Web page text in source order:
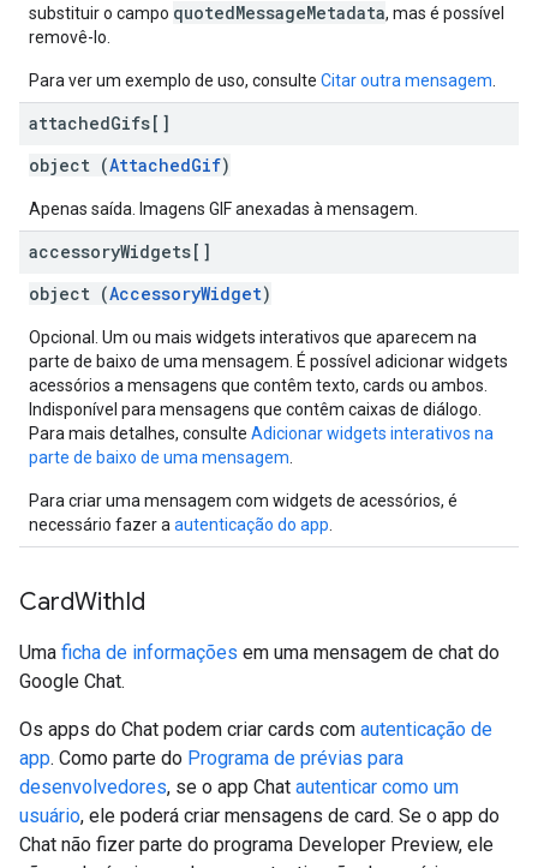
substituir o campo quotedMessageMetadata, mas é possível
removê-lo.
Para ver um exemplo de uso, consulte Citar outra mensagem
attachedGifs[]
object (AttachedGif)
Apenas saída. Imagens GIF anexadas à mensagem.
accessoryWidgets[]
object (AccessoryWidget)
Opcional. Um ou mais widgets interativos que aparecem na
parte de baixo de uma mensagem. É possível adicionar widgets
acessórios a mensagens que contêm texto, cards ou ambos.
Indisponível para mensagens que contêm caixas de diálogo.
Para mais detalhes, consulte Adicionar widgets interativos na
parte de baixo de uma mensagem
Para criar uma mensagem com widgets de acessórios, é
necessário fazer a autenticação do app
CardWithId
Uma ficha de informações em uma mensagem de chat do
Google Chat.
Os apps do Chat podem criar cards com autenticação de
app. Como parte do Programa de prévias para
desenvolvedores, se o app Chat autenticar como um
usuário, ele poderá criar mensagens de card. Se o app do
Chat não fizer parte do programa Developer Preview, ele